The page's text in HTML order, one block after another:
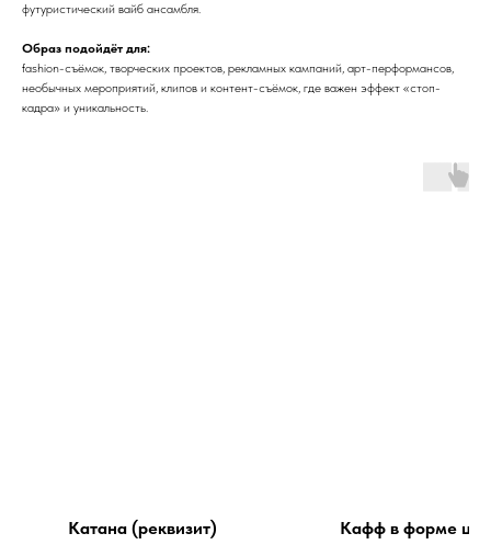
футуристический вайб ансамбля.
Образ подойдёт для:
fashion-съёмок, творческих проектов, рекламных кампаний, арт-перформансов,
необычных мероприятий, клипов и контент-съёмок, где важен эффект «стоп-
кадра» и уникальность.
Катана (реквизит) Кафф в форме